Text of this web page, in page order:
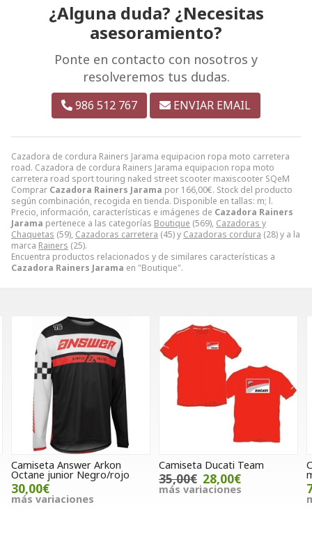
Cazadora de cordura Rainers Jarama equipacion ropa moto carretera
road. Cazadora de cordura Rainers Jarama equipacion ropa moto
carretera road sport touring naked street scooter maxiscooter SQeM
Comprar Cazadora Rainers Jarama por 166,00€. Stock del producto
según combinación, recogida en tienda. Disponible en tallas: m; l.
Precio, información, características e imágenes de Cazadora Rainers
Jarama pertenece a las categorías Boutique (569), Cazadoras y
Chaquetas (59), Cazadoras carretera (45) y Cazadoras cordura (28) y a la
marca Rainers (25).
Encuentra productos relacionados y de similares características a
Cazadora Rainers Jarama en "Boutique".
¿Alguna duda? ¿Necesitas
asesoramiento?
Ponte en contacto con nosotros y
resolveremos tus dudas.
986 512 767 ENVIAR EMAIL
Camiseta Ducati Team
35,00€ 28,00€
más variaciones
Casco jet 1UP4D Medusa gris
mate
75,00€